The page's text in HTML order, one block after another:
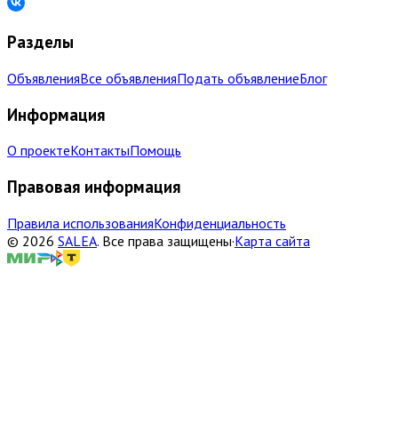
Разделы
ОбъявленияВсе объявленияПодать объявлениеБлог
Информация
О проектеКонтактыПомощь
Правовая информация
Правила использованияКонфиденциальность
© 2026 SALEA. Все права защищены·Карта сайта